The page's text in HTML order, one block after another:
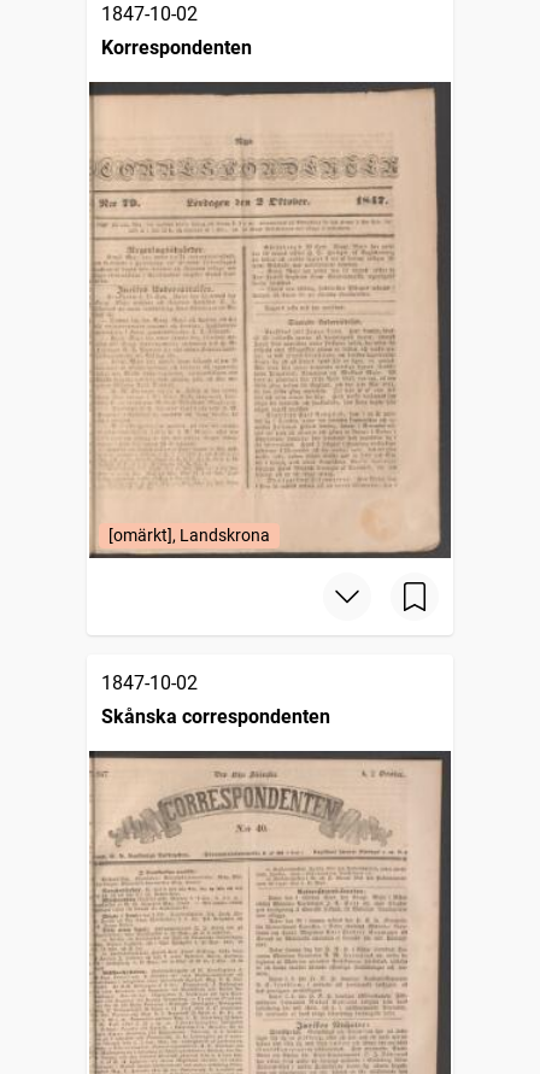
1847-10-02
Korrespondenten
[omärkt], Landskrona
1847-10-02
Skånska correspondenten